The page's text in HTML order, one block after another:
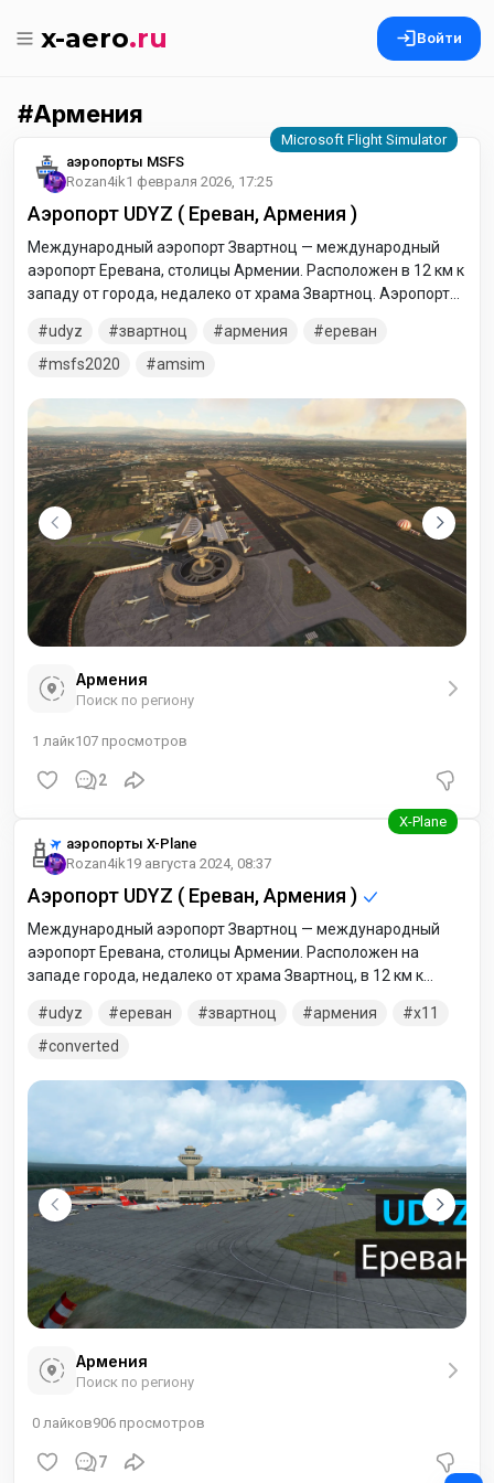
x-aero.ru Войти
Армения
аэропорты MSFS
Rozan4ik1 февраля 2026, 17:25
Аэропорт UDYZ ( Ереван, Армения )
Международный аэропорт Звартноц — международный
аэропорт Еревана, столицы Армении. Расположен в 12 км к
западу от города, недалеко от храма Звартноц. Аэропорт
Армении и самым загруженным аэропортом страны.
udyz звартноц армения
ереван
msfs2020
amsim
Армения
Поиск по региону
1 лайк107 просмотров
2
аэропорты X-Plane
Rozan4ik19 августа 2024, 08:37
Аэропорт UDYZ ( Ереван, Армения )
Международный аэропорт Звартноц — международный
аэропорт Еревана, столицы Армении. Расположен на
западе города, недалеко от храма Звартноц, в 12 км к
международным транспортным узлом Армении и самым
загруженным аэропортом страны.
udyz ереван звартноц армения
x11
converted
Армения
Поиск по региону
0 лайков906 просмотров
7